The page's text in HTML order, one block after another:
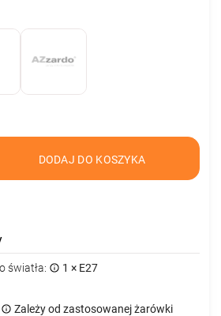
DODAJ DO KOSZYKA
światła:
1 × E27
Zależy od zastosowanej żarówki